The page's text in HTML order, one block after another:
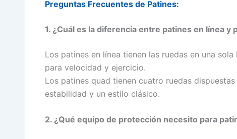
Preguntas Frecuentes de Patines:
1. ¿Cuál es la diferencia entre patines en línea y
Los patines en línea tienen las ruedas en una
para velocidad y ejercicio.
Los patines quad tienen cuatro ruedas
estabilidad y un estilo clásico.
2. ¿Qué equipo de protección necesito para